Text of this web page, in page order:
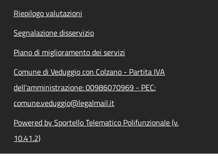
Riepilogo valutazioni
Segnalazione disservizio
Piano di miglioramento dei servizi
Comune di Veduggio con Colzano - Partita IVA
dell'amministrazione: 00986070969 - PEC:
comune.veduggio@legalmail.it
Powered by Sportello Telematico Polifunzionale (v.
10.41.2)